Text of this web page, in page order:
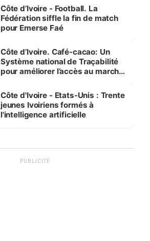
Côte d’Ivoire - Football. La
Fédération siffle la fin de match
pour Emerse Faé
Côte d’Ivoire. Café-cacao: Un
Système national de Traçabilité
pour améliorer l’accès au marché
Côte d'Ivoire - Etats-Unis : Trente
jeunes Ivoiriens formés à
l'intelligence artificielle
PUBLICITÉ